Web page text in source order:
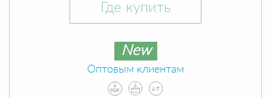
Где купить
New
Оптовым клиентам